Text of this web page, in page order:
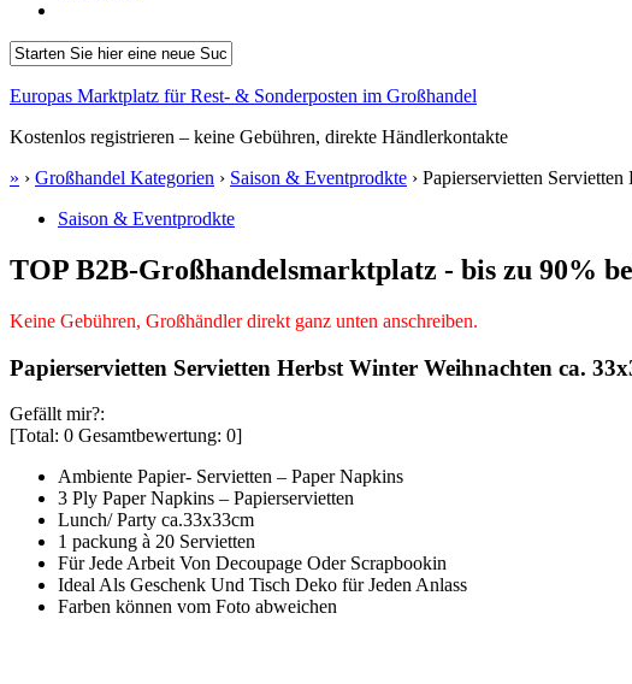
Europas Marktplatz für Rest- & Sonderposten im Großhandel
Kostenlos registrieren – keine Gebühren, direkte Händlerkontakte
» › Großhandel Kategorien › Saison & Eventprodkte › Papierservietten
Saison & Eventprodkte
TOP B2B-Großhandelsmarktplatz - bis zu 90%
Keine Gebühren, Großhändler direkt ganz unten anschreiben.
Papierservietten Servietten Herbst Winter Weihnachten ca.
Gefällt mir?:
[Total: 0 Gesamtbewertung: 0]
Ambiente Papier- Servietten – Paper Napkins
3 Ply Paper Napkins – Papierservietten
Lunch/ Party ca.33x33cm
1 packung à 20 Servietten
Für Jede Arbeit Von Decoupage Oder Scrapbookin
Ideal Als Geschenk Und Tisch Deko für Jeden Anlass
Farben können vom Foto abweichen